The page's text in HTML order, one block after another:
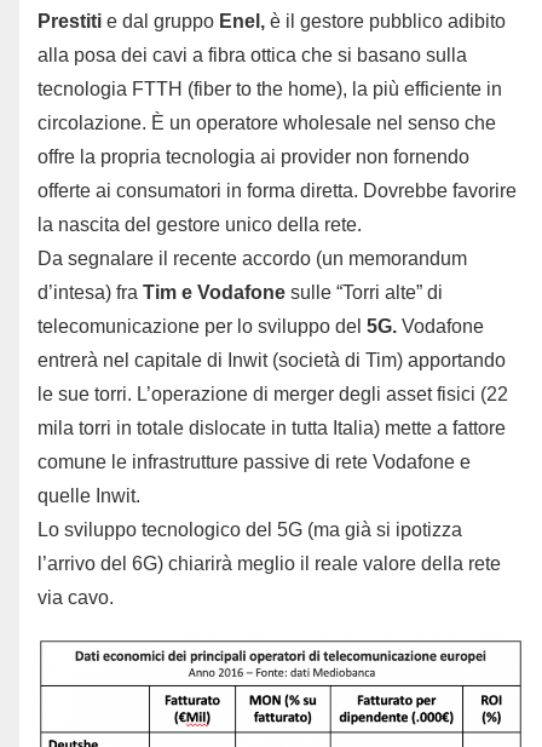
Prestiti e dal gruppo Enel, è il gestore pubblico adibito
alla posa dei cavi a fibra ottica che si basano sulla
tecnologia FTTH (fiber to the home), la più efficiente in
circolazione. È un operatore wholesale nel senso che
offre la propria tecnologia ai provider non fornendo
offerte ai consumatori in forma diretta. Dovrebbe favorire
la nascita del gestore unico della rete.
Da segnalare il recente accordo (un memorandum
d’intesa) fra Tim e Vodafone sulle “Torri alte” di
telecomunicazione per lo sviluppo del 5G. Vodafone
entrerà nel capitale di Inwit (società di Tim) apportando
le sue torri. L’operazione di merger degli asset fisici (22
mila torri in totale dislocate in tutta Italia) mette a fattore
comune le infrastrutture passive di rete Vodafone e
quelle Inwit.
Lo sviluppo tecnologico del 5G (ma già si ipotizza
l’arrivo del 6G) chiarirà meglio il reale valore della rete
via cavo.